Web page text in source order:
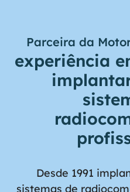
Parceira da
experiência
Desde 1991
sistemas de